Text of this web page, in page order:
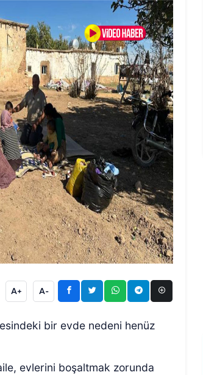
A+ A-
bir evde nedeni henüz
evlerini boşaltmak zorunda